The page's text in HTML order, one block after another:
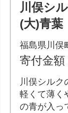
川俣シ
(大)青葉
福島県川俣
寄付金額
川俣シルク
軽くて薄く
の青が入っ